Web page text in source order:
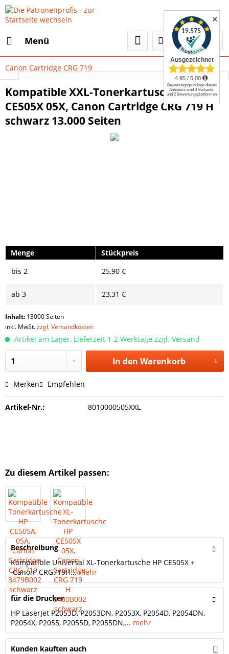
Menü
Select Language▼
Canon Cartridge CRG 719
Kompatible XXL-Tonerkartusche HP
CE505X 05X, Canon Cartridge CRG 719 H
schwarz 13.000 Seiten
Menge
Stückpreis
bis 2 25,90 €
ab 3 23,31 €
Inhalt: 13000 Seiten
inkl. MwSt.zzgl. Versandkosten
Artikel am Lager, Lieferzeit 1-2 Werktage zzgl. Versand
In den Warenkorb
Merken Empfehlen
Artikel-Nr.: 8010000505XXL
Zu diesem Artikel passen:
Beschreibung
Kompatible Universal XL-Tonerkartusche HP CE505X +
Canon CRG719H...mehr
für die Drucker
HP LaserJet P2053D, P2053DN, P2053X, P2054D, P2054DN,
P2054X, P2055, P2055D, P2055DN,... mehr
Kunden kauften auch
✕